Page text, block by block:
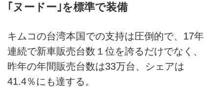
｢ヌードー｣を標準で装備
キムコの台湾本国での支持は圧倒的で、17年
連続で新車販売台数１位を誇るだけでなく、
昨年の年間販売台数は33万台、シェアは
41.4％にも達する。